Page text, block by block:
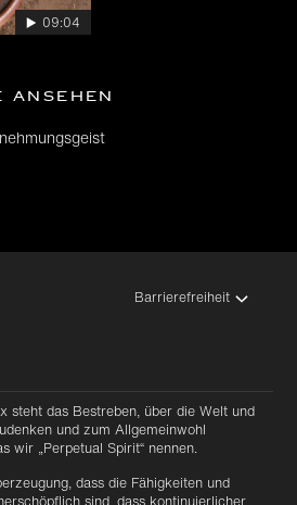
09:04
Barrierefreiheit
steht das Bestreben, über die Welt und
und zum Allgemeinwohl
wir „Perpetual Spirit“ nennen.
dass die Fähigkeiten und
sind, dass kontinuierlicher